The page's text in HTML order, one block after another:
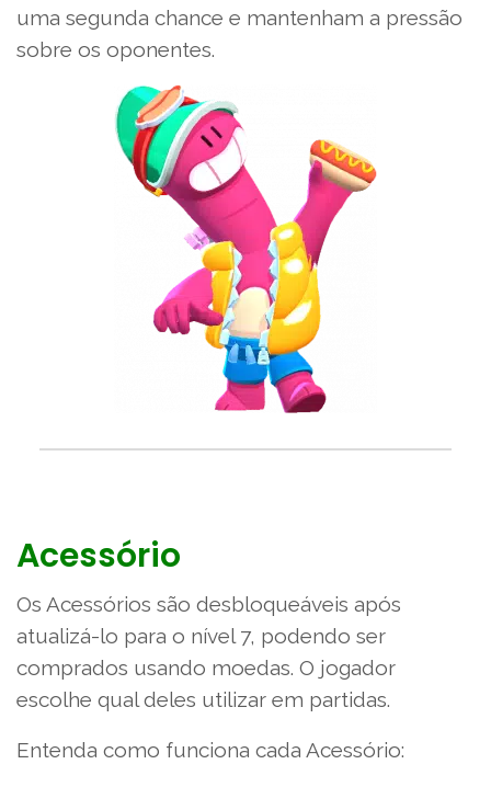
uma segunda chance e mantenham a pressão
sobre os oponentes.
Acessório
Os Acessórios são desbloqueáveis após
atualizá-lo para o nível 7, podendo ser
comprados usando moedas. O jogador
escolhe qual deles utilizar em partidas.
Entenda como funciona cada Acessório: